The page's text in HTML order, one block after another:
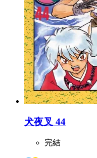
犬夜叉 44
完結